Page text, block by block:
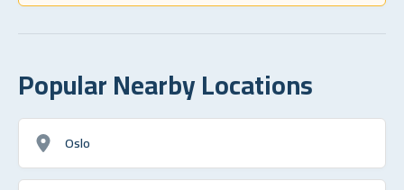
Popular Nearby Locations
Oslo